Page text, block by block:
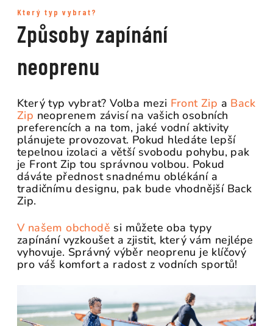
Který typ vybrat?
Způsoby zapínání
neoprenu
Který typ vybrat? Volba mezi Front Zip a Back
Zip neoprenem závisí na vašich osobních
preferencích a na tom, jaké vodní aktivity
plánujete provozovat. Pokud hledáte lepší
tepelnou izolaci a větší svobodu pohybu, pak
je Front Zip tou správnou volbou. Pokud
dáváte přednost snadnému oblékání a
tradičnímu designu, pak bude vhodnější Back
Zip.
V našem obchodě si můžete oba typy
zapínání vyzkoušet a zjistit, který vám nejlépe
vyhovuje. Správný výběr neoprenu je klíčový
pro váš komfort a radost z vodních sportů!